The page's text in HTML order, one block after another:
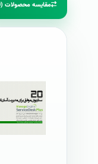
مقایسه محصولات (0)